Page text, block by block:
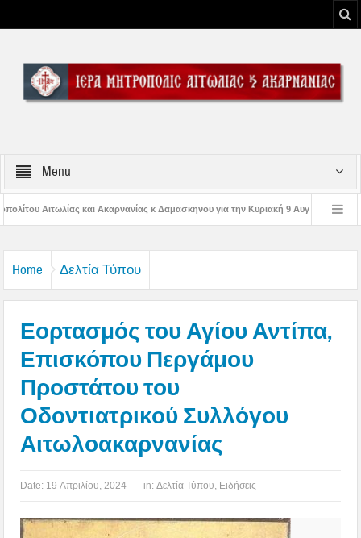
Menu
κ Δαμασκηνου για την Κυριακή 9 Αυγούστου 2026 Η εορτή της
Home Δελτία Τύπου
Εορτασμός του Αγίου Αντίπα,
Επισκόπου Περγάμου
Προστάτου του
Οδοντιατρικού Συλλόγου
Αιτωλοακαρνανίας
Date: 19 Απριλίου, 2024 in:Δελτία Τύπου Ειδήσεις